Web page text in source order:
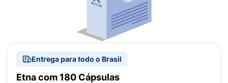
Entrega para todo o Brasil
Etna com 180 Cápsulas